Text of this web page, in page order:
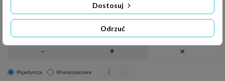
- + ×
Kontrast:
- + ×
Pojedyncza Wieloczęściowa
Odrzuć
Dostosuj